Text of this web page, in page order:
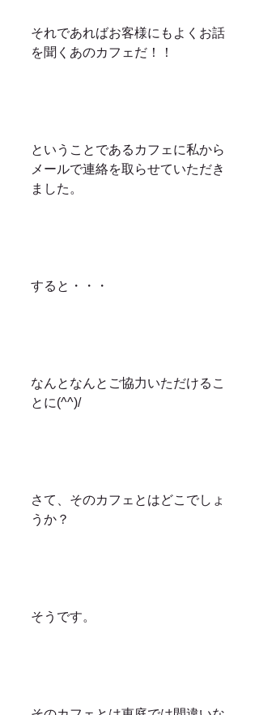
それであればお客様にもよくお話
を聞くあのカフェだ！！
ということであるカフェに私から
メールで連絡を取らせていただき
ました。
すると・・・
なんとなんとご協力いただけるこ
とに(^^)/
さて、そのカフェとはどこでしょ
うか？
そうです。